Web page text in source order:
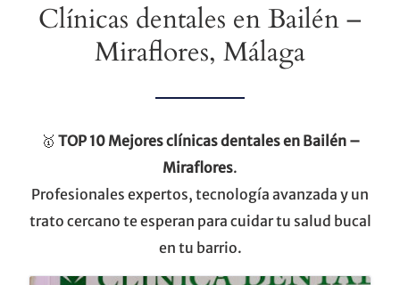
Clínicas dentales en Bailén –
Miraflores, Málaga
🥇 TOP 10 Mejores clínicas dentales en Bailén –
Miraflores.
Profesionales expertos, tecnología avanzada y un
trato cercano te esperan para cuidar tu salud bucal
en tu barrio.